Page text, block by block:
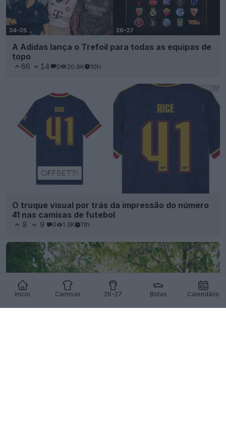
Início Camisas 26-27 Botas Calendário
A Adidas lança o Trefoil para todas as equipas de
topo
66 14 0 20.9K 10h
O truque visual por trás da impressão do número
41 nas camisas de futebol
8 9 0 1.3K 11h